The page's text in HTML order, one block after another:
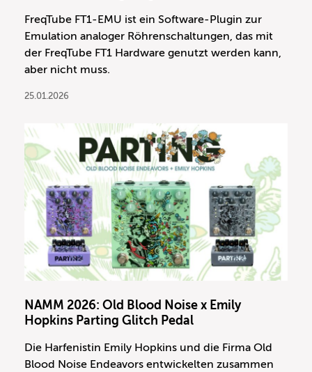
FreqTube FT1-EMU ist ein Software-Plugin zur
Emulation analoger Röhrenschaltungen, das mit
der FreqTube FT1 Hardware genutzt werden kann,
aber nicht muss.
25.01.2026
NAMM 2026: Old Blood Noise x Emily
Hopkins Parting Glitch Pedal
Die Harfenistin Emily Hopkins und die Firma Old
Blood Noise Endeavors entwickelten zusammen